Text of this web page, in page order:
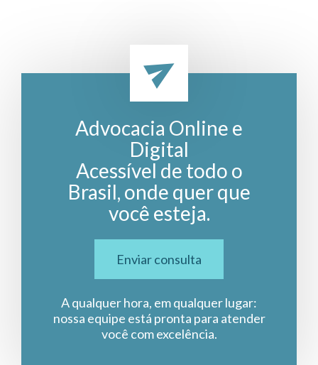
Advocacia Online e
Digital
Acessível de todo o
Brasil, onde quer que
você esteja.
Enviar consulta
A qualquer hora, em qualquer lugar:
nossa equipe está pronta para atender
você com excelência.